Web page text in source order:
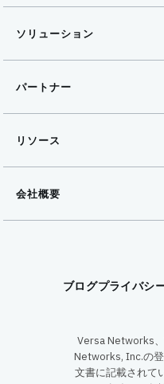
ソリューション
パートナー
リソース
会社概要
ブログプライバシ
Versa Networks
Networks, Inc.の
文書に記載されて